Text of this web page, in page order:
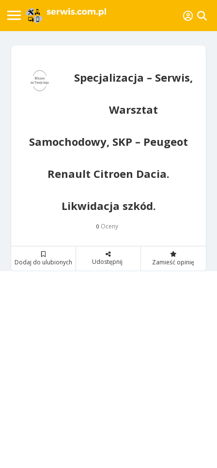
Specjalizacja – Serwis,
Warsztat
Samochodowy, SKP – Peugeot
Renault Citroen Dacia.
Likwidacja szkód.
0 Oceny
Dodaj do ulubionych Udostępnij Zamieść opinię